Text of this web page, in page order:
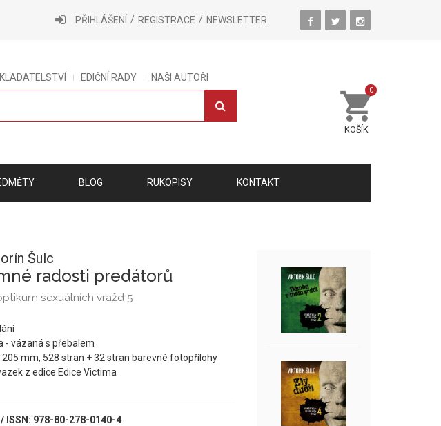
PŘIHLÁŠENÍ REGISTRACE NEWSLETTER
EDIČNÍ RADY NAŠI AUTOŘI
KOŠÍK
0
BLOG RUKOPISY KONTAKT
Šulc
radosti predátorů
sexuálních vražd 5
- vázaná s přebalem
205 mm, 528 stran + 32 stran barevné fotopřílohy
z edice Edice Victima
/ ISSN: 978-80-278-0140-4